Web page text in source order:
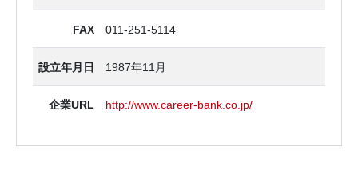
FAX 011-251-5114
設立年月日 1987年11月
企業URL http://www.career-bank.co.jp/